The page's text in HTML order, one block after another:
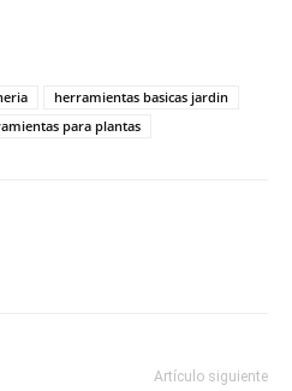
herramientas basicas jardin
para plantas
Artículo siguiente